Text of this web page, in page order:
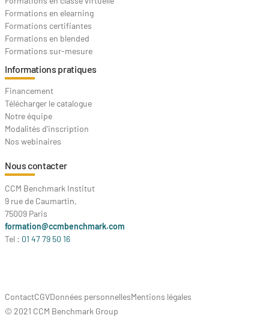
Formations en elearning
Formations certifiantes
Formations en blended
Formations sur-mesure
Informations pratiques
Financement
Télécharger le catalogue
Notre équipe
Modalités d'inscription
Nos webinaires
Nous contacter
CCM Benchmark Institut
9 rue de Caumartin,
75009 Paris
formation@ccmbenchmark.com
Tel : 01 47 79 50 16
ContactCGVDonnées personnellesMentions légales
© 2021 CCM Benchmark Group